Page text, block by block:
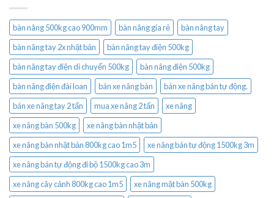
bàn nâng 500kg cao 900mm bàn nâng gía rẻ
bàn nâng tay
bàn nâng tay 2x nhật bản
bàn nâng tay điện 500kg
bàn nâng tay điện di chuyển 500kg
bàn nâng điện 500kg
bàn nâng điện đài loan
bán xe nâng bàn
bán xe nâng bán tự động.
bán xe nâng tay 2 tấn
mua xe nâng 2 tấn
xe nâng
xe nâng bàn 500kg
xe nâng bàn nhật bản
xe nâng bàn nhật bản 800kg cao 1m5
xe nâng bán tự động 1500kg 3m
xe nâng bán tự động đi bộ 1500kg cao 3m
xe nâng cây cảnh 800kg cao 1m5
xe nâng mặt bàn 500kg